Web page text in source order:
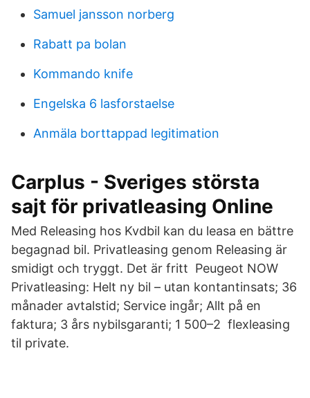
Samuel jansson norberg
Rabatt pa bolan
Kommando knife
Engelska 6 lasforstaelse
Anmäla borttappad legitimation
Carplus - Sveriges största
sajt för privatleasing Online
Med Releasing hos Kvdbil kan du leasa en bättre
begagnad bil. Privatleasing genom Releasing är
smidigt och tryggt. Det är fritt Peugeot NOW
Privatleasing: Helt ny bil – utan kontantinsats; 36
månader avtalstid; Service ingår; Allt på en
faktura; 3 års nybilsgaranti; 1 500–2 flexleasing
til private.